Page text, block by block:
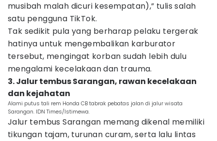
musibah malah dicuri kesempatan),” tulis salah
satu pengguna TikTok.
Tak sedikit pula yang berharap pelaku tergerak
hatinya untuk mengembalikan karburator
tersebut, mengingat korban sudah lebih dulu
mengalami kecelakaan dan trauma.
3. Jalur tembus Sarangan, rawan kecelakaan
dan kejahatan
Alami putus tali rem Honda CB tabrak pebatas jalan di jalur wisata
Sarangan. IDN Times/Istimewa.
Jalur tembus Sarangan memang dikenal memiliki
tikungan tajam, turunan curam, serta lalu lintas